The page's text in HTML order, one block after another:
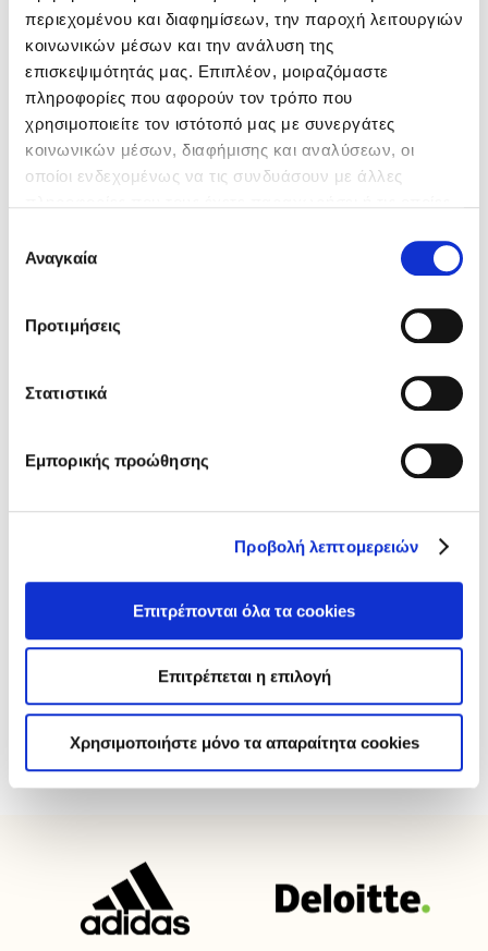
περιεχομένου και διαφημίσεων, την παροχή λειτουργιών
κοινωνικών μέσων και την ανάλυση της
επισκεψιμότητάς μας. Επιπλέον, μοιραζόμαστε
πληροφορίες που αφορούν τον τρόπο που
χρησιμοποιείτε τον ιστότοπό μας με συνεργάτες
κοινωνικών μέσων, διαφήμισης και αναλύσεων, οι
οποίοι ενδεχομένως να τις συνδυάσουν με άλλες
των υπηρεσιών τους.
συγκατάθεσης
Αναγκαία
Προτιμήσεις
Στατιστικά
Εμπορικής προώθησης
Προβολή λεπτομερειών
Επιτρέπονται όλα τα cookies
Επιτρέπεται η επιλογή
Χρησιμοποιήστε μόνο τα απαραίτητα cookies
τους παραγγελίες. Με όρεξη, ευελιξία και δημιουργικότητα,
μαζί μπορούμε να διαμορφώσουμε την τέλεια λύση για την
εταιρεία σου!
Δημιουργία Εταιρικής Κουλτούρας
Εξατομικευμένη υποστήριξη
Προώθηση υγιεινής διατροφής
Ανταγωνιστικές τιμές
Ευελιξία και δημιουργικότητα